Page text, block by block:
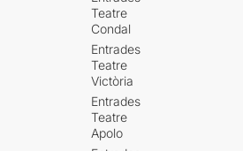
Teatre
Condal
Entrades
Teatre
Victòria
Entrades
Teatre
Apolo